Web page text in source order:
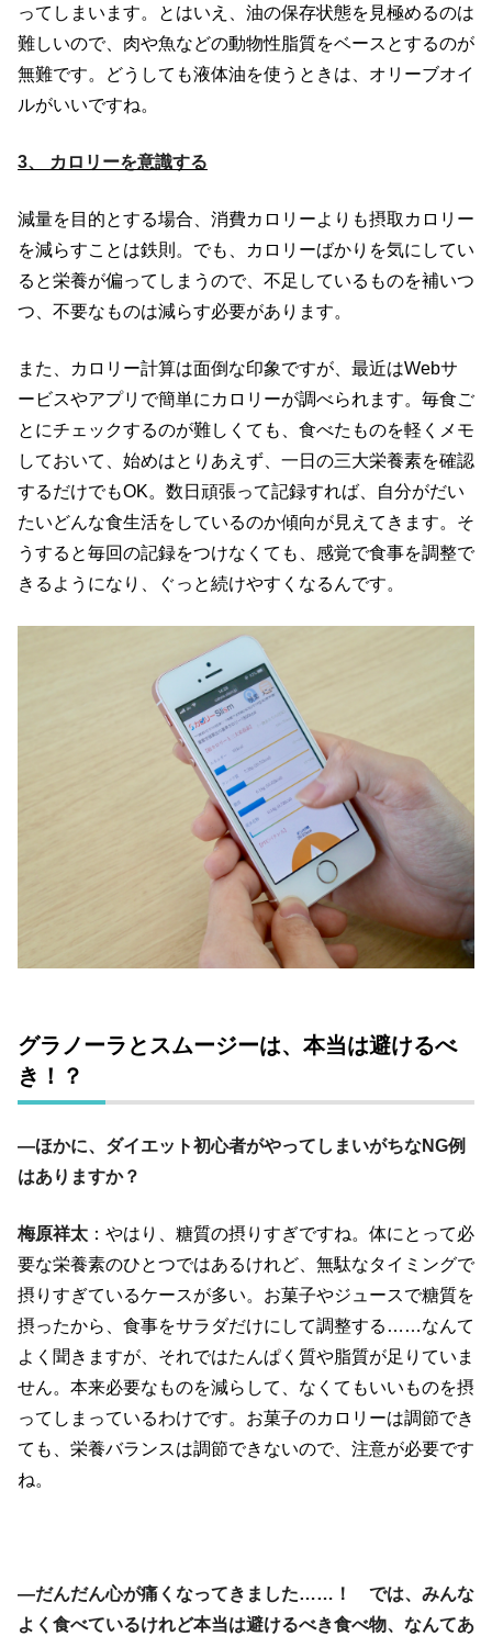
ってしまいます。とはいえ、油の保存状態を見極めるのは
難しいので、肉や魚などの動物性脂質をベースとするのが
無難です。どうしても液体油を使うときは、オリーブオイ
ルがいいですね。
3、 カロリーを意識する
減量を目的とする場合、消費カロリーよりも摂取カロリー
を減らすことは鉄則。でも、カロリーばかりを気にしてい
ると栄養が偏ってしまうので、不足しているものを補いつ
つ、不要なものは減らす必要があります。
また、カロリー計算は面倒な印象ですが、最近はWebサ
ービスやアプリで簡単にカロリーが調べられます。毎食ご
とにチェックするのが難しくても、食べたものを軽くメモ
しておいて、始めはとりあえず、一日の三大栄養素を確認
するだけでもOK。数日頑張って記録すれば、自分がだい
たいどんな食生活をしているのか傾向が見えてきます。そ
うすると毎回の記録をつけなくても、感覚で食事を調整で
きるようになり、ぐっと続けやすくなるんです。
グラノーラとスムージーは、本当は避けるべ
き！？
―ほかに、ダイエット初心者がやってしまいがちなNG例
はありますか？
梅原祥太 ：やはり、糖質の摂りすぎですね。体にとって必
要な栄養素のひとつではあるけれど、無駄なタイミングで
摂りすぎているケースが多い。お菓子やジュースで糖質を
摂ったから、食事をサラダだけにして調整する……なんて
よく聞きますが、それではたんぱく質や脂質が足りていま
せん。本来必要なものを減らして、なくてもいいものを摂
ってしまっているわけです。お菓子のカロリーは調節でき
ても、栄養バランスは調節できないので、注意が必要です
ね。
―だんだん心が痛くなってきました……！ では、みんな
よく食べているけれど本当は避けるべき食べ物、なんてあ